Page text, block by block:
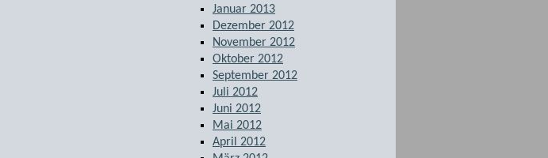
Januar 2013
Dezember 2012
November 2012
Oktober 2012
September 2012
Juli 2012
Juni 2012
Mai 2012
April 2012